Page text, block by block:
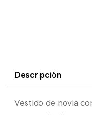
Descripción
Vestido de novia